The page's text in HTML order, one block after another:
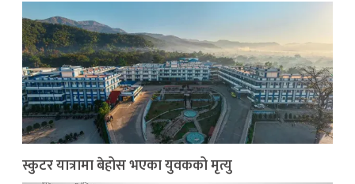
स्कुटर यात्रामा बेहोस भएका युवकको मृत्यु